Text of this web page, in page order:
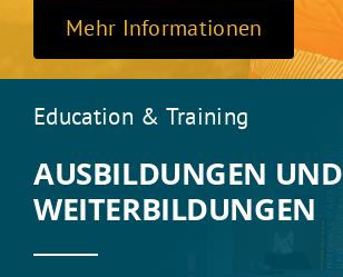
Mehr Informationen
Education & Training
AUSBILDUNGEN UND
WEITERBILDUNGEN